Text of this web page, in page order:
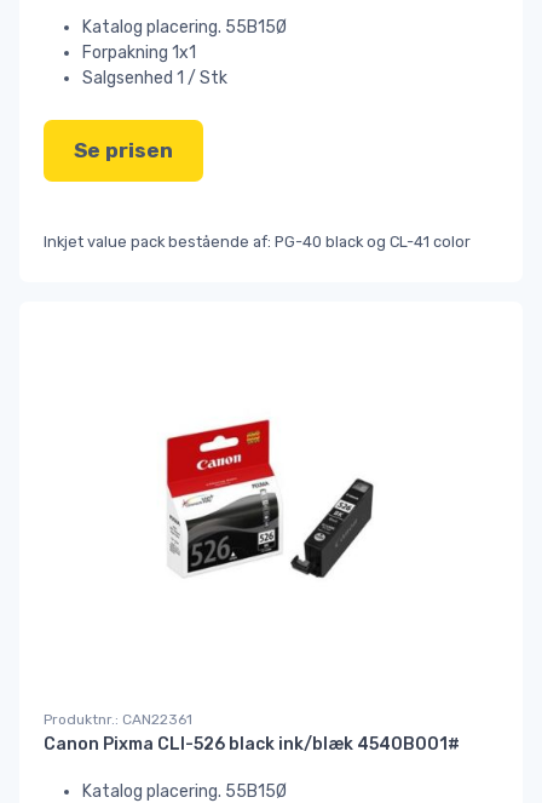
Katalog placering. 55B15Ø
Forpakning 1x1
Salgsenhed 1 / Stk
Se prisen
Inkjet value pack bestående af: PG-40 black og CL-41 color
Produktnr.: CAN22361
Canon Pixma CLI-526 black ink/blæk 4540B001#
Katalog placering. 55B15Ø